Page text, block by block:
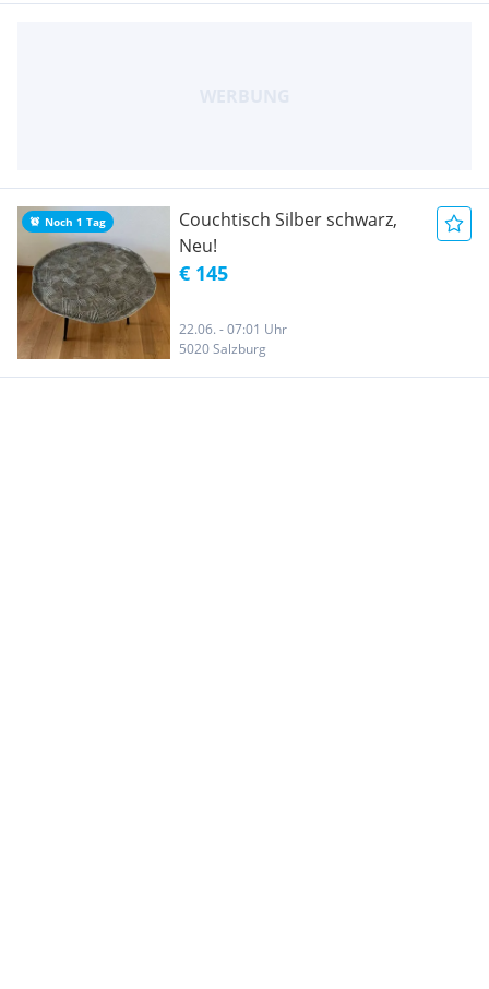
Noch 1 Tag
Couchtisch Silber schwarz,
Neu!
€ 145
22.06. - 07:01 Uhr
5020 Salzburg